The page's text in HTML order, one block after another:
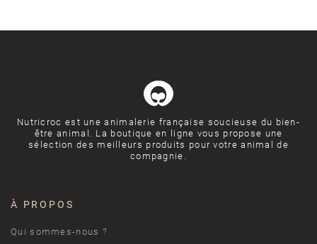
Nutricroc est une animalerie française soucieuse du bien-
être animal. La boutique en ligne vous propose une
sélection des meilleurs produits pour votre animal de
compagnie.
À PROPOS
Qui sommes-nous ?